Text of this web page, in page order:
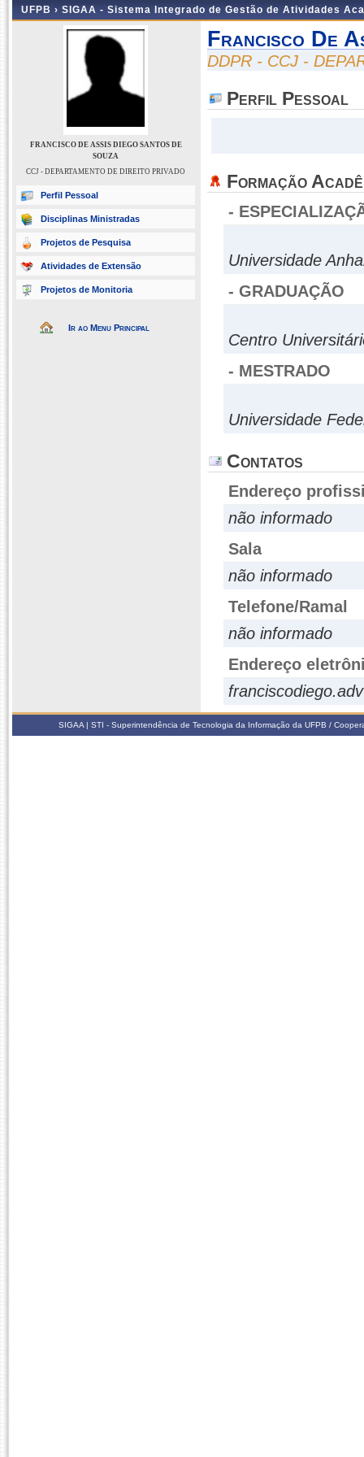
UFPB › SIGAA - Sistema Integrado de Gestão de Atividades
FRANCISCO DE ASSIS DIEGO SANTOS DE
SOUZA
CCJ - DEPARTAMENTO DE DIREITO PRIVADO
Perfil Pessoal
Disciplinas Ministradas
Projetos de Pesquisa
Atividades de Extensão
Projetos de Monitoria
Ir ao Menu Principal
Francisco De
DDPR - CCJ -
Perfil Pessoal
Formação
-
Universidade
- GRADUAÇÃO
Centro
- MESTRADO
Universidade
Contatos
Endereço
não informado
Sala
não informado
Telefone/Ramal
não informado
Endereço
SIGAA | STI - Superintendência de Tecnologia da Informação da UFPB /